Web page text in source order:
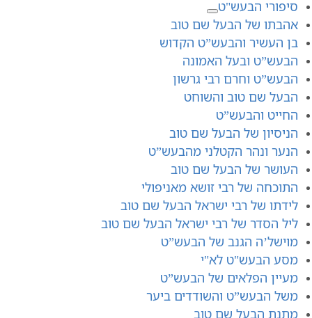
סיפורי הבעש"ט
אהבתו של הבעל שם טוב
בן העשיר והבעש”ט הקדוש
הבעש”ט ובעל האמונה
הבעש”ט וחרם רבי גרשון
הבעל שם טוב והשוחט
החייט והבעש”ט
הניסיון של הבעל שם טוב
הנער ונהר הקטלני מהבעש”ט
העושר של הבעל שם טוב
התוכחה של רבי זושא מאניפולי
לידתו של רבי ישראל הבעל שם טוב
ליל הסדר של רבי ישראל הבעל שם טוב
מוישל’ה הגנב של הבעש”ט
מסע הבעש"ט לא"י
מעיין הפלאים של הבעש”ט
משל הבעש”ט והשודדים ביער
מתנת הבעל שם טוב